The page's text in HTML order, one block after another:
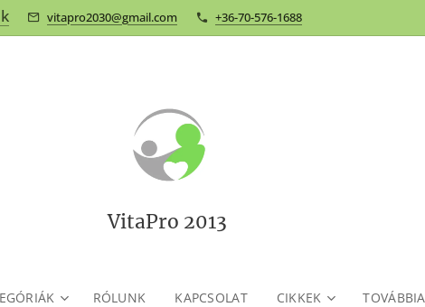
vitapro2030@gmail.com +36-70-576-1688
VitaPro 2013
RÓLUNK KAPCSOLAT CIKKEK